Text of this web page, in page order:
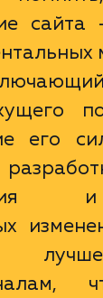
бизнеса.